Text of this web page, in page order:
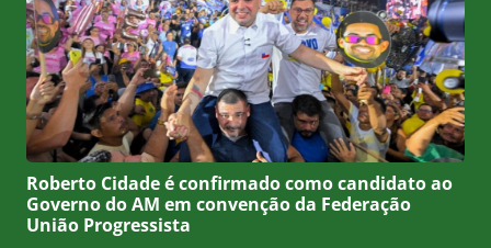
Roberto Cidade é confirmado como candidato ao
Governo do AM em convenção da Federação
União Progressista